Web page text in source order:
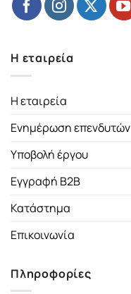
Η εταιρεία
Η εταιρεία
Ενημέρωση επενδυτών
Υποβολή έργου
Εγγραφή B2B
Κατάστημα
Επικοινωνία
Πληροφορίες